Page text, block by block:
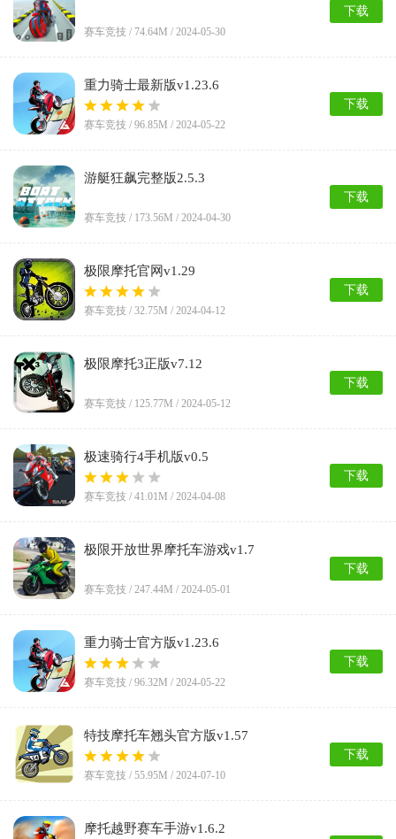
赛车竞技 / 74.64M / 2024-05-30
下载
重力骑士最新版v1.23.6
赛车竞技 / 96.85M / 2024-05-22
下载
游艇狂飙完整版2.5.3
赛车竞技 / 173.56M / 2024-04-30
下载
极限摩托官网v1.29
赛车竞技 / 32.75M / 2024-04-12
下载
极限摩托3正版v7.12
赛车竞技 / 125.77M / 2024-05-12
下载
极速骑行4手机版v0.5
赛车竞技 / 41.01M / 2024-04-08
下载
极限开放世界摩托车游戏v1.7
赛车竞技 / 247.44M / 2024-05-01
下载
重力骑士官方版v1.23.6
赛车竞技 / 96.32M / 2024-05-22
下载
特技摩托车翘头官方版v1.57
赛车竞技 / 55.95M / 2024-07-10
下载
摩托越野赛车手游v1.6.2